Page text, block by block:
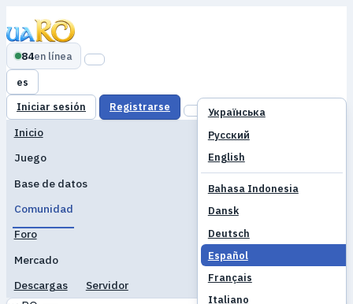
84en línea
es
Українська
Русский
English
Bahasa Indonesia
Dansk
Deutsch
Español
Français
Italiano
Iniciar sesión Registrarse
Inicio
Juego
Base de datos
Comunidad
Foro
Mercado
Descargas
Servidor